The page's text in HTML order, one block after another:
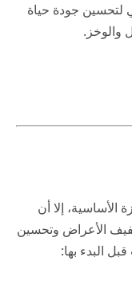
لتحسين جودة حياة
والوخز.
الأساسية، إلا أن
الأعراض وتحسين
البدء بها: